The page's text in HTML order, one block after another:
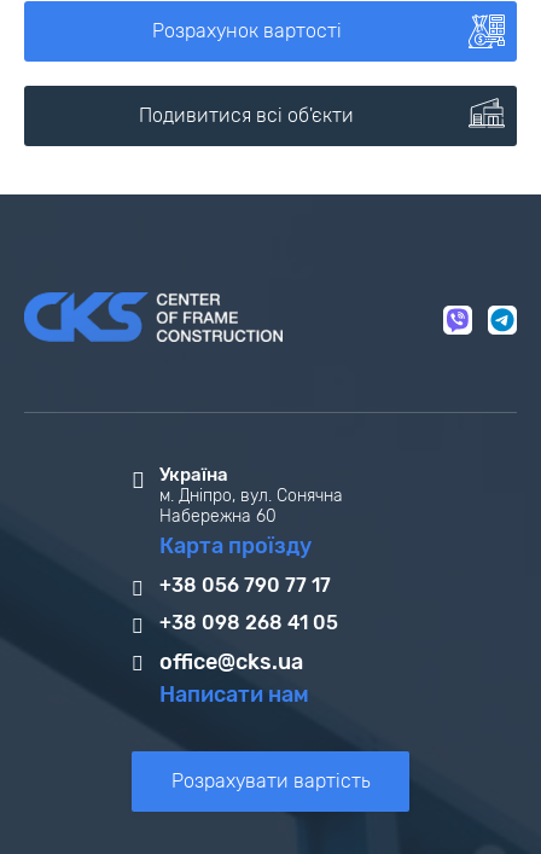
Розрахунок вартості
Подивитися всі об'єкти
Україна
м. Дніпро, вул. Сонячна
Набережна 60
Карта проїзду
+38 056 790 77 17
+38 098 268 41 05
office@cks.ua
Написати нам
Розрахувати вартість